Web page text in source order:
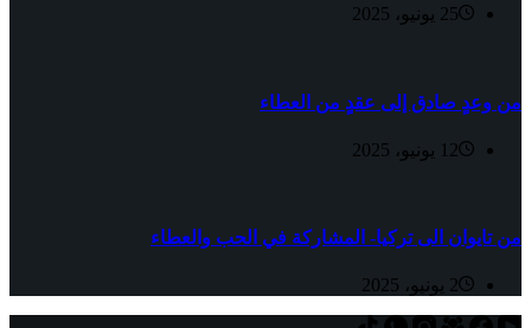
25 يونيو، 2025
من وعدٍ صادق إلى عقدٍ من العطاء
12 يونيو، 2025
من تايوان الى تركيا- المشاركة في الحب والعطاء
2 يونيو، 2025